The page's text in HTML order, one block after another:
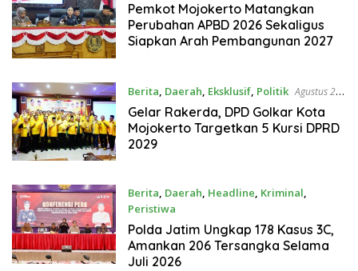
Pemkot Mojokerto Matangkan
Perubahan APBD 2026 Sekaligus
Siapkan Arah Pembangunan 2027
Berita, Daerah, Eksklusif, Politik Agustus 2,
2026
Gelar Rakerda, DPD Golkar Kota
Mojokerto Targetkan 5 Kursi DPRD
2029
Berita, Daerah, Headline, Kriminal,
Peristiwa
Agustus 1, 2026
Polda Jatim Ungkap 178 Kasus 3C,
Amankan 206 Tersangka Selama
Juli 2026